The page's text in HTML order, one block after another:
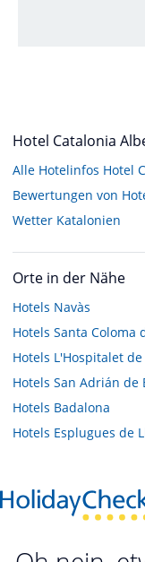
Hotel Catalonia
Alle Hotelinfos Hotel
Bewertungen von
Wetter Katalonien
Orte in der Nähe
Hotels Navàs
Hotels Santa Coloma
Hotels L'Hospitalet
Hotels San Adrián de
Hotels Badalona
Hotels Esplugues de